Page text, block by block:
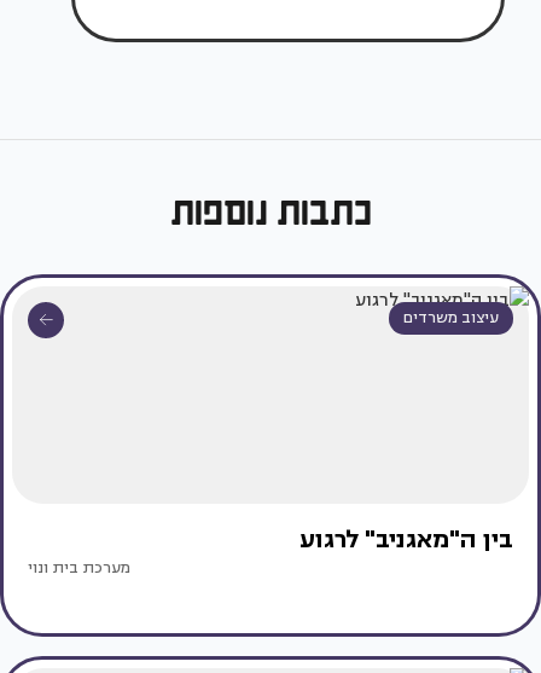
כתבות נוספות
עיצוב משרדים
בין ה"מאגניב" לרגוע
מערכת בית ונוי